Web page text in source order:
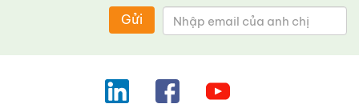
Gửi